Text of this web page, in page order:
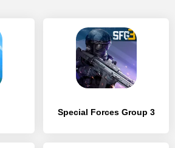
Special Forces Group 3